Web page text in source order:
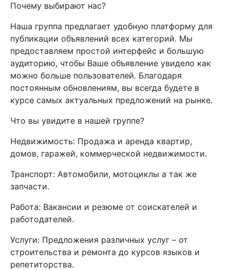
Почему выбирают нас?
Наша группа предлагает удобную платформу для
публикации объявлений всех категорий. Мы
предоставляем простой интерфейс и большую
аудиторию, чтобы Ваше объявление увидело как
можно больше пользователей. Благодаря
постоянным обновлениям, вы всегда будете в
курсе самых актуальных предложений на рынке.
Что вы увидите в нашей группе?
Недвижимость: Продажа и аренда квартир,
домов, гаражей, коммерческой недвижимости.
Транспорт: Автомобили, мотоциклы а так же
запчасти.
Работа: Вакансии и резюме от соискателей и
работодателей.
Услуги: Предложения различных услуг – от
строительства и ремонта до курсов языков и
репетиторства.